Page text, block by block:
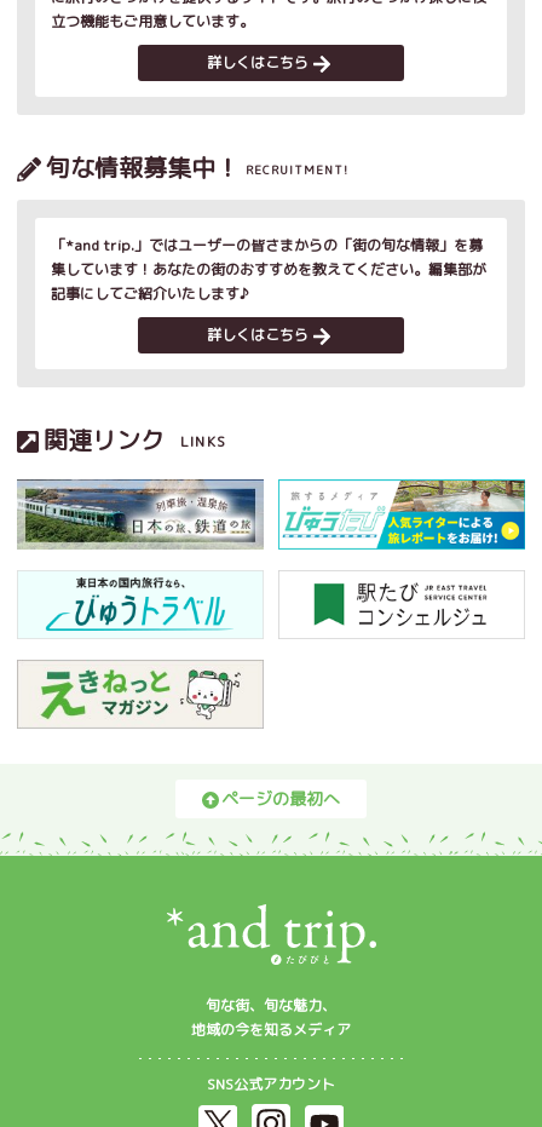
立つ機能もご用意しています。
詳しくはこちら
旬な情報募集中！ RECRUITMENT!
「*and trip.」ではユーザーの皆さまからの「街の旬な情報」を募
集しています！あなたの街のおすすめを教えてください。編集部が
記事にしてご紹介いたします♪
詳しくはこちら
関連リンク LINKS
ページの最初へ
旬な街、旬な魅力、
地域の今を知るメディア
SNS公式アカウント